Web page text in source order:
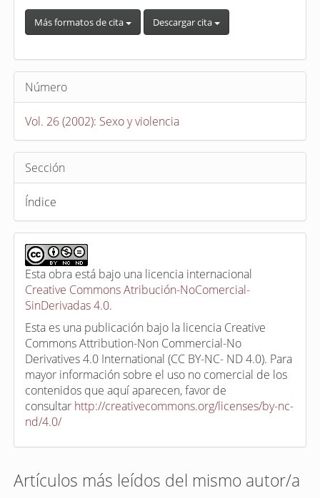
Más formatos de cita Descargar cita
Número
Vol. 26 (2002): Sexo y violencia
Sección
Índice
Esta obra está bajo una licencia internacional
Creative Commons Atribución-NoComercial-
SinDerivadas 4.0.
Esta es una publicación bajo la licencia Creative
Commons Attribution-Non Commercial-No
Derivatives 4.0 International (CC BY-NC- ND 4.0). Para
mayor información sobre el uso no comercial de los
contenidos que aquí aparecen, favor de
consultar http://creativecommons.org/licenses/by-nc-
nd/4.0/
Artículos más leídos del mismo autor/a